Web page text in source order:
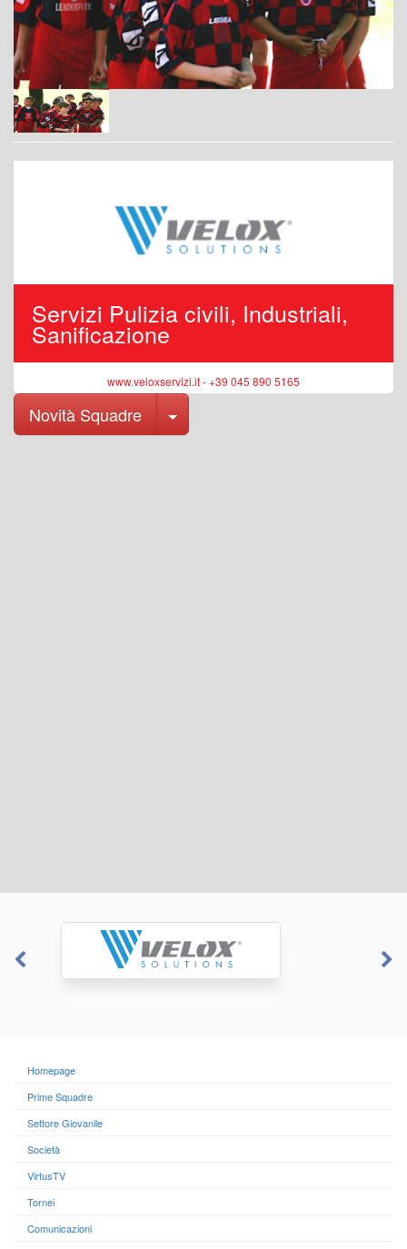
Servizi Pulizia civili, Industriali,
Sanificazione
www.veloxservizi.it - +39 045 890 5165
Novità Squadre Toggle Dropdown
Homepage
Prime Squadre
Settore Giovanile
Società
VirtusTV
Tornei
Comunicazioni